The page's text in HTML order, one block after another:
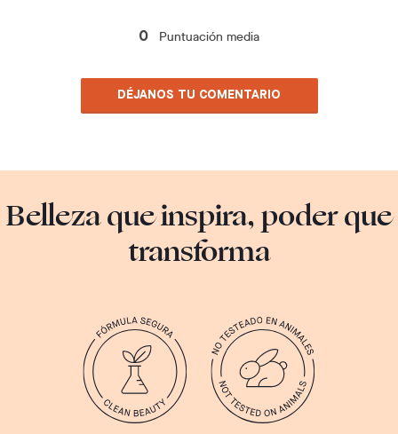
0 Puntuación media
DÉJANOS TU COMENTARIO
Belleza que inspira, poder que
transforma